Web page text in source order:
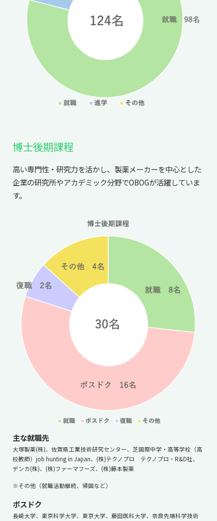
博士後期課程
高い専門性・研究力を活かし、製薬メーカーを中心とした
企業の研究所やアカデミック分野でOBOGが活躍していま
す。
主な就職先
大塚製薬(株)、佐賀県工業技術研究センター、芝国際中学・高等学校（高
校教師）job hunting in Japan、(株)テクノプロ テクノプロ・R&D社、
デンカ(株)、(株)ファーマフーズ、(株)藤本製薬
※その他（就職活動継続、帰国など）
ポスドク
長崎大学、東京科学大学、東京大学、藤田医科大学、奈良先端科学技術